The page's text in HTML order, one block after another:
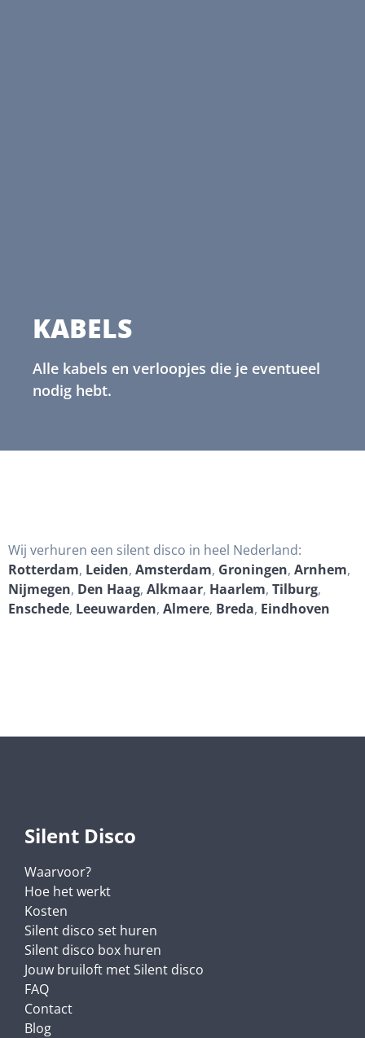
KABELS
Alle kabels en verloopjes die je eventueel
nodig hebt.
Wij verhuren een silent disco in heel Nederland:
Rotterdam, Leiden, Amsterdam, Groningen, Arnhem,
Nijmegen, Den Haag, Alkmaar, Haarlem, Tilburg,
Enschede, Leeuwarden, Almere, Breda, Eindhoven
Silent Disco
Waarvoor?
Hoe het werkt
Kosten
Silent disco set huren
Silent disco box huren
Jouw bruiloft met Silent disco
FAQ
Contact
Blog